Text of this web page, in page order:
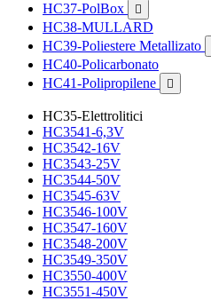
HC37-PolBox

HC38-MULLARD
HC39-Poliestere Metallizato
HC40-Policarbonato
HC41-Polipropilene

HC35-Elettrolitici
HC3541-6,3V
HC3542-16V
HC3543-25V
HC3544-50V
HC3545-63V
HC3546-100V
HC3547-160V
HC3548-200V
HC3549-350V
HC3550-400V
HC3551-450V